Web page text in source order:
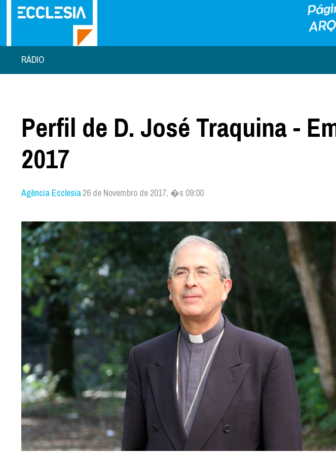
RÁDIO
Perfil de D. José Traquina -
2017
Agência Ecclesia26 de Novembro de 2017, �s 09:00